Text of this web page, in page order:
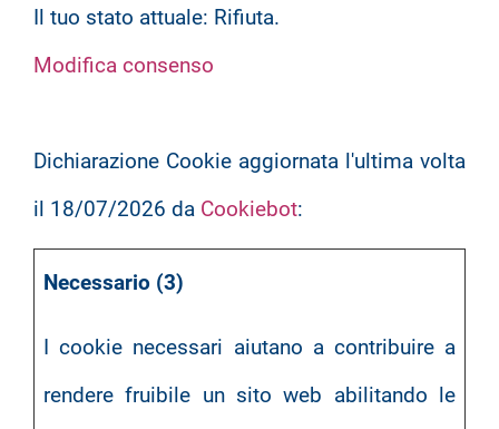
Il tuo stato attuale: Rifiuta.
Modifica consenso
Dichiarazione Cookie aggiornata l'ultima volta
il 18/07/2026 da Cookiebot:
Necessario (3)
I cookie necessari aiutano a contribuire a
rendere fruibile un sito web abilitando le